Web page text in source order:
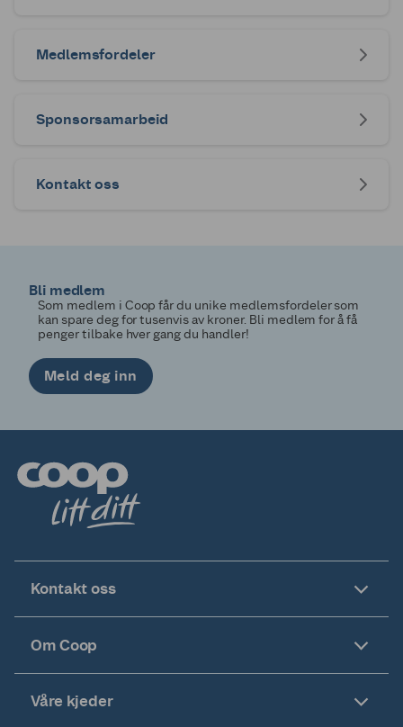
Medlemsfordeler
Sponsorsamarbeid
Kontakt oss
Bli medlem
Som medlem i Coop får du unike medlemsfordeler som
kan spare deg for tusenvis av kroner. Bli medlem for å få
penger tilbake hver gang du handler!
Meld deg inn
Kontakt oss
Om Coop
Våre kjeder